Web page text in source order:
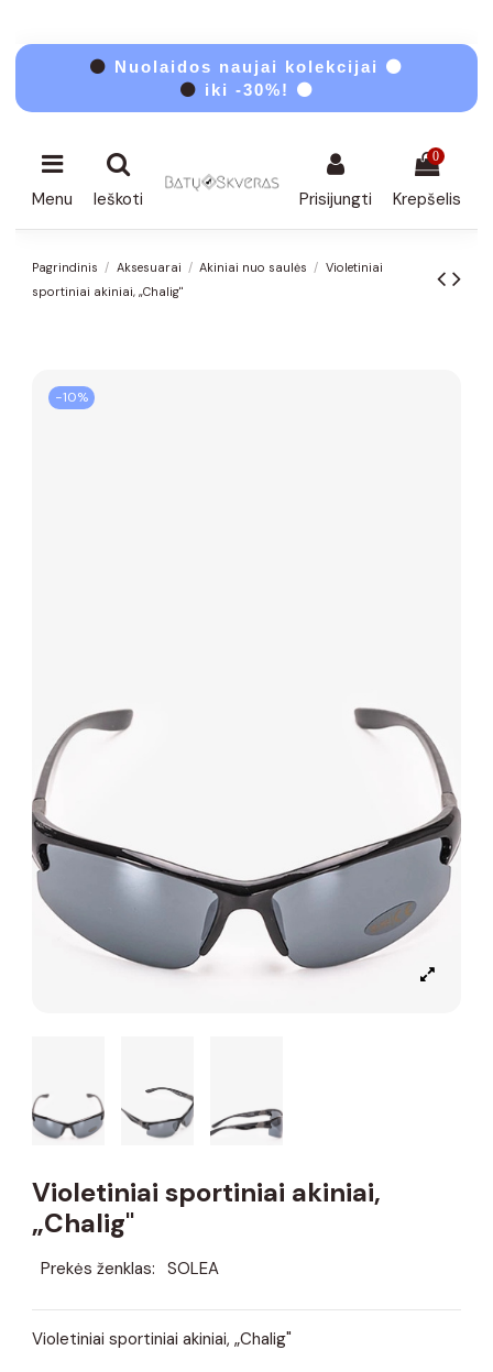
⚫ Nuolaidos naujai kolekcijai ⚫
⚫ iki -30%! ⚫
Menu Ieškoti Prisijungti
0
Krepšelis
Pagrindinis Aksesuarai Akiniai nuo saulės
Violetiniai
sportiniai akiniai, „Chalig"
−10%
Violetiniai sportiniai akiniai,
„Chalig"
Prekės ženklas: SOLEA
Violetiniai sportiniai akiniai, „Chalig"